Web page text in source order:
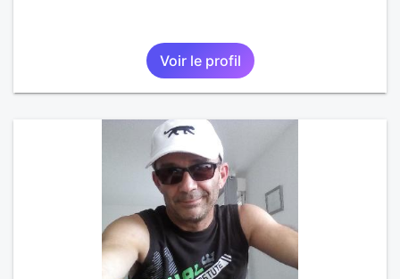
Voir le profil